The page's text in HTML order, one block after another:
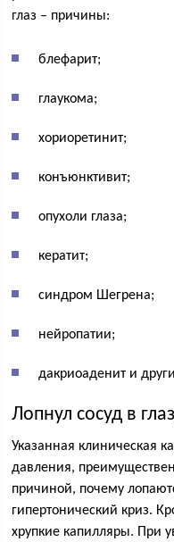
глаз – причины:
блефарит;
глаукома;
хориоретинит;
конъюнктивит;
опухоли глаза;
кератит;
синдром Шегрена;
нейропатии;
дакриоаденит и
Лопнул сосуд в
Указанная клиническая
давления,
причиной, почему
гипертонический криз.
хрупкие капилляры. При